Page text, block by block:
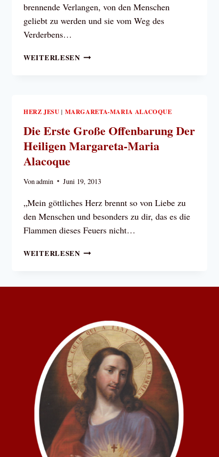
brennende Verlangen, von den Menschen
geliebt zu werden und sie vom Weg des
Verderbens…
WEITERLESENDIE
EILIGEN M
ARIA A
LACOQUE
HERZ JESU | MARGARETA-MARIA ALACOQUE
Die Erste Große Offenbarung Der
Heiligen Margareta-Maria
Alacoque
Vonadmin Juni 19, 2013
„Mein göttliches Herz brennt so von Liebe zu
den Menschen und besonders zu dir, das es die
Flammen dieses Feuers nicht…
WEITERLESENDIE
FFENBARUNG D
ARGARETA-M
ARIA A
LACOQUE